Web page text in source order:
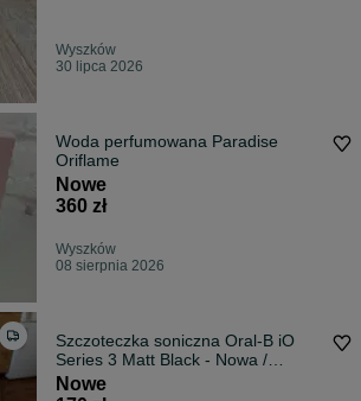
Wyszków
30 lipca 2026
Woda perfumowana Paradise
Oriflame
Nowe
360 zł
Wyszków
08 sierpnia 2026
Szczoteczka soniczna Oral-B iO
Series 3 Matt Black - Nowa /
Oryginalna
Nowe